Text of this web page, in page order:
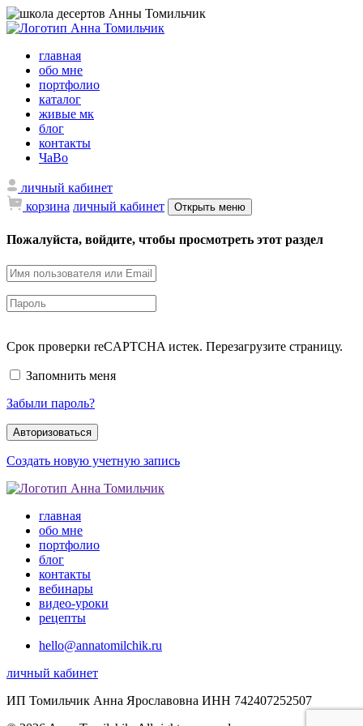
главная
обо мне
портфолио
каталог
живые мк
блог
контакты
ЧаВо
личный кабинет
корзина личный кабинет Открыть меню
Пожалуйста, войдите, чтобы просмотреть этот раздел
Срок проверки reCAPTCHA истек. Перезагрузите страницу.
Запомнить меня
Забыли пароль?
Создать новую учетную запись
главная
обо мне
портфолио
блог
контакты
вебинары
видео-уроки
рецепты
hello@annatomilchik.ru
личный кабинет
ИП Томильчик Анна Ярославовна ИНН 742407252507